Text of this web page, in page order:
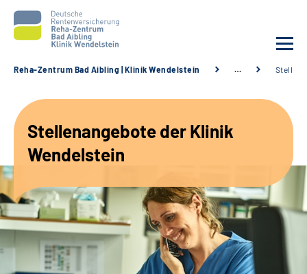
Unsere Angebote
Karriere
Sozialdienste & Zuweisende
Reha-Zentrum Bad Aibling | Klinik Wendelstein …
Stellenangebote der Klinik
Wendelstein